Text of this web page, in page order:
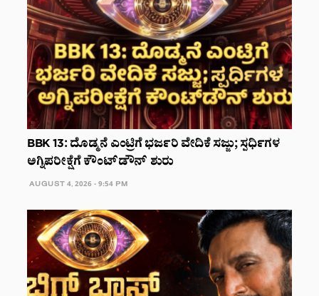
BBK 13: ದೊಡ್ಮನೆ ಎಂಟ್ರಿಗೆ ಭರ್ಜರಿ ವೇದಿಕೆ ಸಜ್ಜು; ಸ್ಪರ್ಧಿಗಳ
ಅಗ್ನಿಪರೀಕ್ಷೆಗೆ ಕೌಂಟ್‌ಡೌನ್‌ ಶುರು
AUGUST 4, 2026 - 9:54 PM